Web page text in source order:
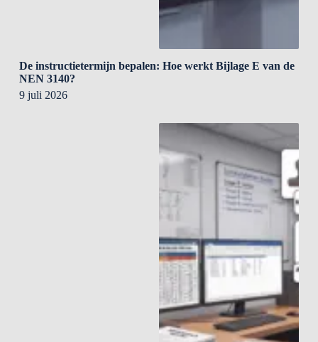
De instructietermijn bepalen: Hoe werkt Bijlage E van de
NEN 3140?
9 juli 2026